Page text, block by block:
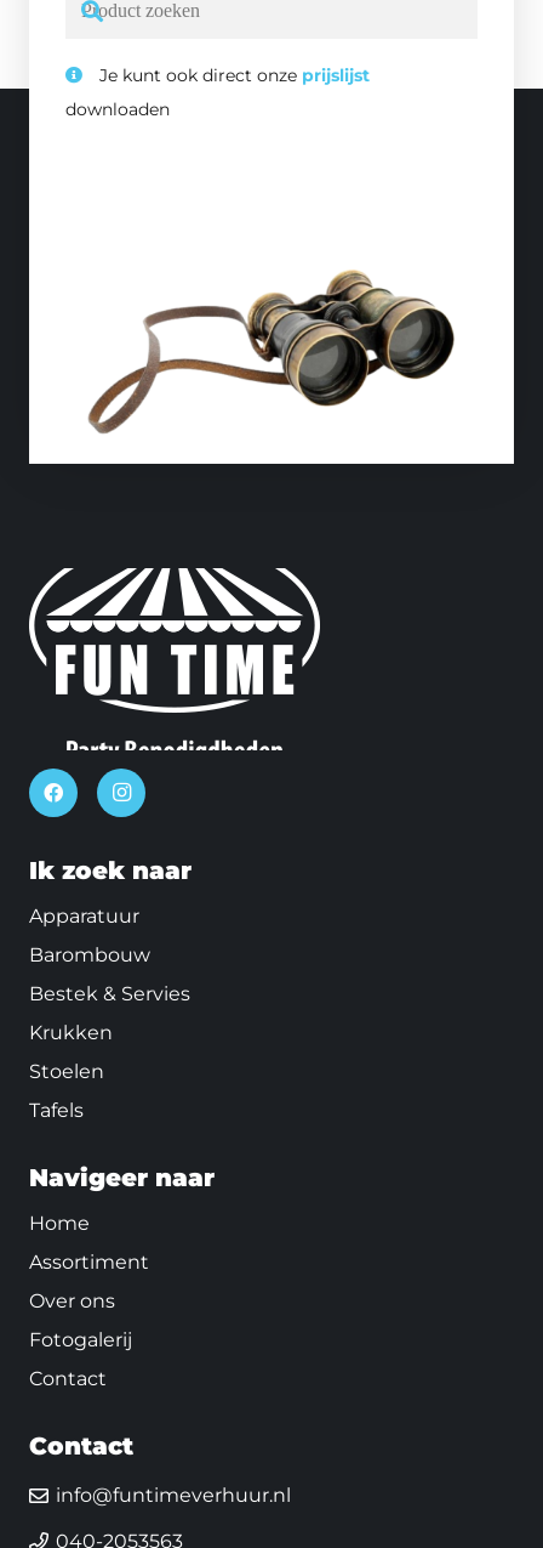
Je kunt ook direct onze prijslijst
downloaden
Ik zoek naar
Apparatuur
Barombouw
Bestek & Servies
Krukken
Stoelen
Tafels
Navigeer naar
Home
Assortiment
Over ons
Fotogalerij
Contact
Contact
info@funtimeverhuur.nl
040-2053563